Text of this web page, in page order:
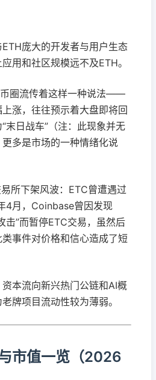
庞大的开发者与用户生态
用和社区规模远不及ETH。
币圈流传着这样一种说法——
涨，往往预示着大盘即将回
末日战车”（注：此现象并无
多是市场的一种情绪化说
所下架风波：ETC曾遭遇过
4月，Coinbase曾因发现
击”而暂停ETC交易，虽然后
事件对价格和信心造成了短
本流向新兴热门公链和AI概
牌项目流动性较为薄弱。
市值一览（2026